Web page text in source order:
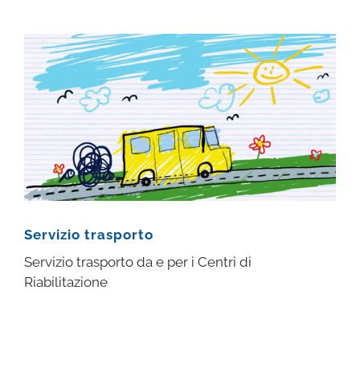
Servizio trasporto
Servizio trasporto da e per i Centri di
Riabilitazione